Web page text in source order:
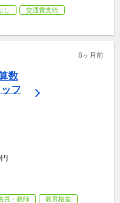
し
交通費支給
8ヶ月前
数
フ
員・教師
教育格差